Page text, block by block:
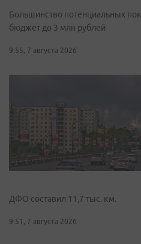
Большинство потенциальных
бюджет до 3 млн рублей
9:55, 7 августа 2026
ДФО составил 11,7 тыс. км.
9:51, 7 августа 2026